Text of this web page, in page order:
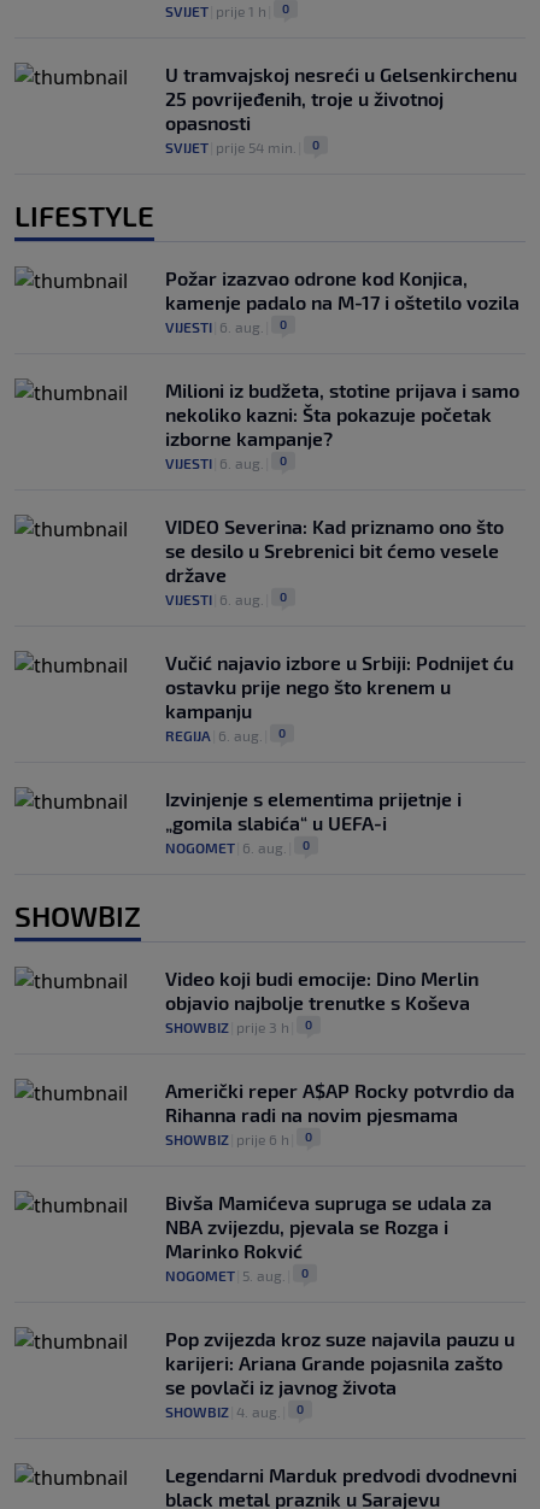
SVIJET prije 1 h 0
U tramvajskoj nesreći u Gelsenkirchenu
25 povrijeđenih, troje u životnoj
opasnosti
SVIJET prije 54 min. 0
LIFESTYLE
Požar izazvao odrone kod Konjica,
kamenje padalo na M-17 i oštetilo vozila
VIJESTI 6. aug. 0
Milioni iz budžeta, stotine prijava i samo
nekoliko kazni: Šta pokazuje početak
izborne kampanje?
VIJESTI 6. aug. 0
VIDEO Severina: Kad priznamo ono što
se desilo u Srebrenici bit ćemo vesele
države
VIJESTI 6. aug. 0
Vučić najavio izbore u Srbiji: Podnijet ću
ostavku prije nego što krenem u
kampanju
REGIJA 6. aug. 0
Izvinjenje s elementima prijetnje i
„gomila slabića“ u UEFA-i
NOGOMET 6. aug. 0
SHOWBIZ
Video koji budi emocije: Dino Merlin
objavio najbolje trenutke s Koševa
SHOWBIZ prije 3 h 0
Američki reper A$AP Rocky potvrdio da
Rihanna radi na novim pjesmama
SHOWBIZ prije 6 h 0
Bivša Mamićeva supruga se udala za
NBA zvijezdu, pjevala se Rozga i
Marinko Rokvić
NOGOMET 5. aug. 0
Pop zvijezda kroz suze najavila pauzu u
karijeri: Ariana Grande pojasnila zašto
se povlači iz javnog života
SHOWBIZ 4. aug. 0
Legendarni Marduk predvodi dvodnevni
black metal praznik u Sarajevu